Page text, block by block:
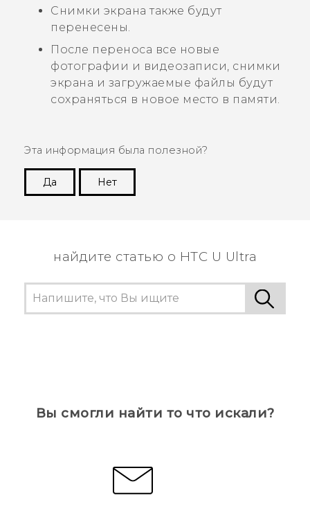
Снимки экрана также будут
перенесены.
После переноса все новые
фотографии и видеозаписи, снимки
экрана и загружаемые файлы будут
сохраняться в новое место в памяти.
Эта информация была полезной?
Да
Нет
найдите статью о HTC U Ultra
Вы смогли найти то что искали?